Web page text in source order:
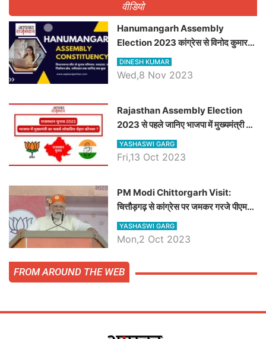
वीडियो
Hanumangarh Assembly
Election 2023 कांग्रेस से विनोद कुमार
चौधरी तो अमित चौधरी होंगे भाजपा उम्मीदवार,
जानिये हनुमानगढ़ विधानसभा सीट के ताजा
DINESH KUMAR
Wed,8 Nov 2023
Rajasthan Assembly Election
2023 से पहले जानिए भाजपा में मुख्यमंत्री का
सबसे लोकप्रिय चेहरा कौनसा ?
YASHASWI GARG
Fri,13 Oct 2023
PM Modi Chittorgarh Visit:
चित्तौड़गढ़ से कांग्रेस पर जमकर गरजे पीएम
मोदी, जाने प्रधानमंत्री के भाषण की बड़ी
बातें, देखें वीडियो
YASHASWI GARG
Mon,2 Oct 2023
FROM AROUND THE WEB